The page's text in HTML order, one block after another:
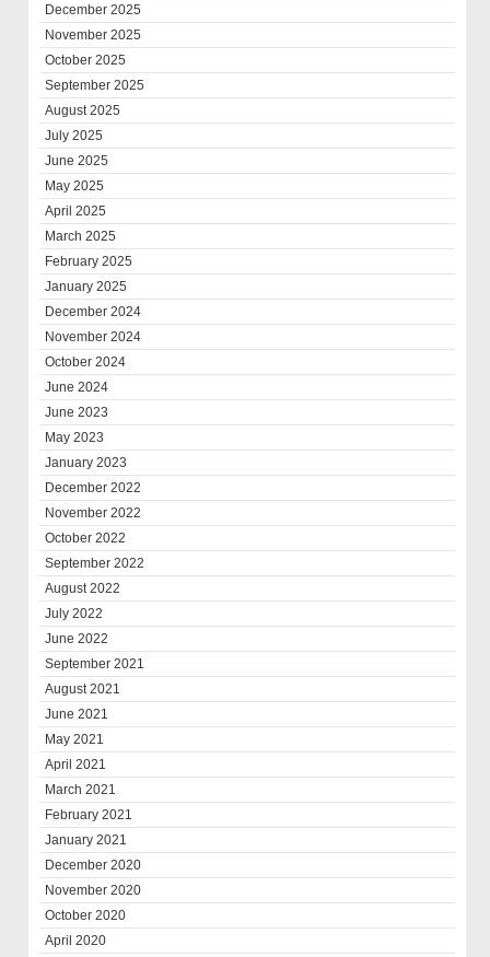
December 2025
November 2025
October 2025
September 2025
August 2025
July 2025
June 2025
May 2025
April 2025
March 2025
February 2025
January 2025
December 2024
November 2024
October 2024
June 2024
June 2023
May 2023
January 2023
December 2022
November 2022
October 2022
September 2022
August 2022
July 2022
June 2022
September 2021
August 2021
June 2021
May 2021
April 2021
March 2021
February 2021
January 2021
December 2020
November 2020
October 2020
April 2020